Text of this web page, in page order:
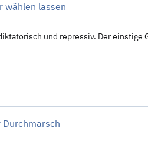
wählen lassen
und repressiv. Der